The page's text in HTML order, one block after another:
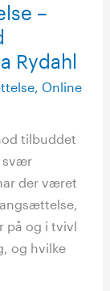
–
Rydahl
Online
tilbuddet
svær
der været
på og i tvivl
og hvilke